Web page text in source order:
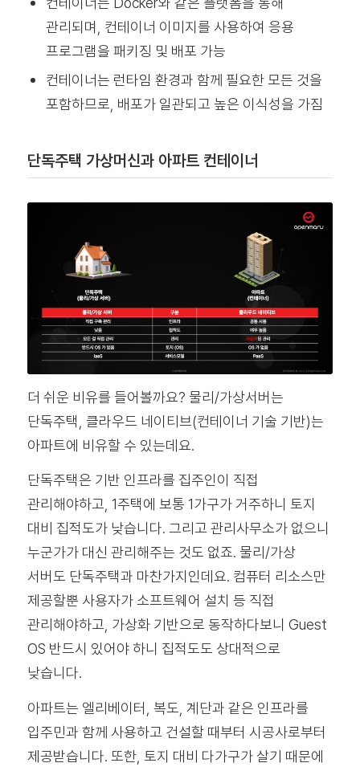
관리되며, 컨테이너 이미지를 사용하여 응용
프로그램을 패키징 및 배포 가능
컨테이너는 런타임 환경과 함께 필요한 모든 것을
포함하므로, 배포가 일관되고 높은 이식성을 가짐
단독주택 가상머신과 아파트 컨테이너
더 쉬운 비유를 들어볼까요? 물리/가상서버는
단독주택, 클라우드 네이티브(컨테이너 기술 기반)는
아파트에 비유할 수 있는데요.
단독주택은 기반 인프라를 집주인이 직접
관리해야하고, 1주택에 보통 1가구가 거주하니 토지
대비 집적도가 낮습니다. 그리고 관리사무소가 없으니
누군가가 대신 관리해주는 것도 없죠. 물리/가상
서버도 단독주택과 마찬가지인데요. 컴퓨터 리소스만
제공할뿐 사용자가 소프트웨어 설치 등 직접
관리해야하고, 가상화 기반으로 동작하다보니 Guest
OS 반드시 있어야 하니 집적도도 상대적으로
낮습니다.
아파트는 엘리베이터, 복도, 계단과 같은 인프라를
입주민과 함께 사용하고 건설할 때부터 시공사로부터
제공받습니다. 또한, 토지 대비 다가구가 살기 때문에